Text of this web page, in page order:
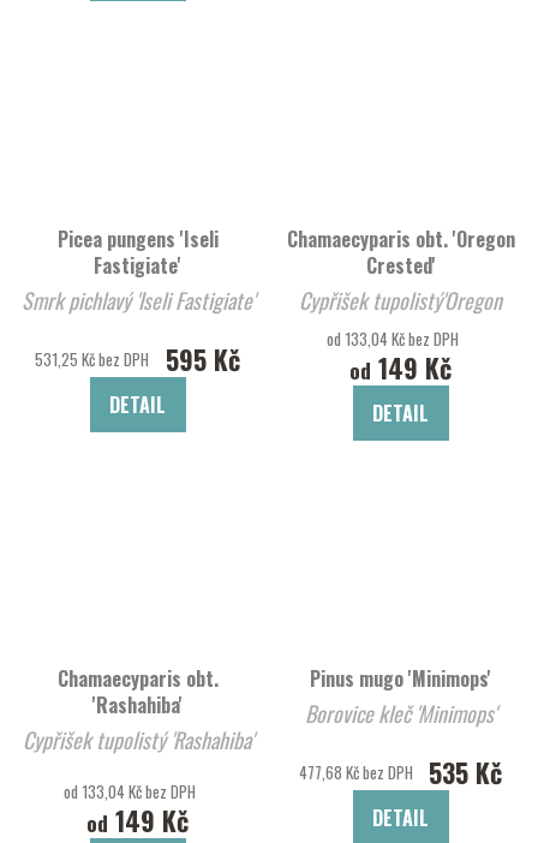
Picea pungens 'Iseli
Fastigiate'
Smrk pichlavý 'Iseli Fastigiate'
531,25 Kč bez DPH 595 Kč
DETAIL
Chamaecyparis obt. 'Oregon
Crested'
Cypřišek tupolistý'Oregon
Crested'
od 133,04 Kč bez DPH
od 149 Kč
DETAIL
Chamaecyparis obt.
'Rashahiba'
Cypřišek tupolistý 'Rashahiba'
od 133,04 Kč bez DPH
od 149 Kč
Pinus mugo 'Minimops'
Borovice kleč 'Minimops'
477,68 Kč bez DPH 535 Kč
DETAIL